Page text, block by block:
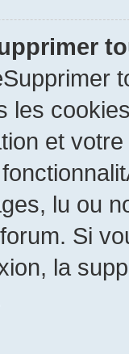
les
et
lu ou
Si
la